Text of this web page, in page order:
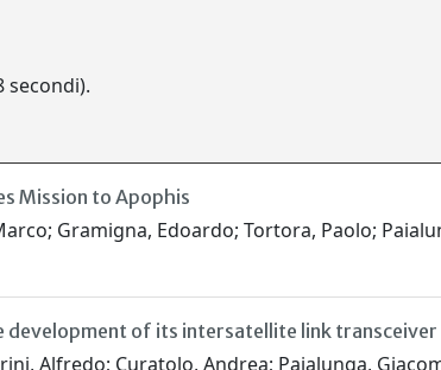
secondi).
Mission to Apophis
Gramigna, Edoardo; Tortora, Paolo;
development of its intersatellite link transceiver
Alfredo; Curatolo, Andrea; Paialunga,